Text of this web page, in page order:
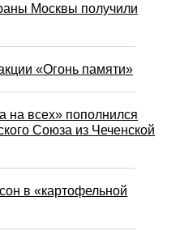
Москвы получили
«Огонь памяти»
на всех» пополнился
Союза из Чеченской
в «картофельной